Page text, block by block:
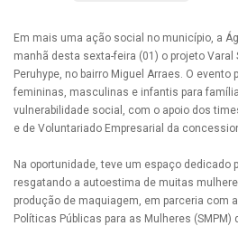
Em mais uma ação social no município, a
manhã desta sexta-feira (01) o projeto Varal
Peruhype, no bairro Miguel Arraes. O evento
femininas, masculinas e infantis para
vulnerabilidade social, com o apoio dos
e de Voluntariado Empresarial da
Na oportunidade, teve um espaço dedicado
resgatando a autoestima de muitas
produção de maquiagem, em parceria com
Políticas Públicas para as Mulheres (SMPM)